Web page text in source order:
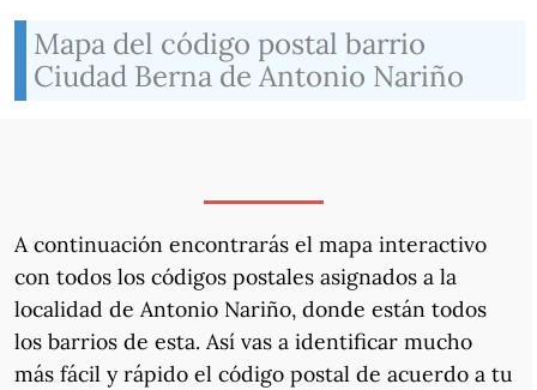
Mapa del código postal barrio
Ciudad Berna de Antonio Nariño
A continuación encontrarás el mapa interactivo
con todos los códigos postales asignados a la
localidad de Antonio Nariño, donde están todos
los barrios de esta. Así vas a identificar mucho
más fácil y rápido el código postal de acuerdo a tu